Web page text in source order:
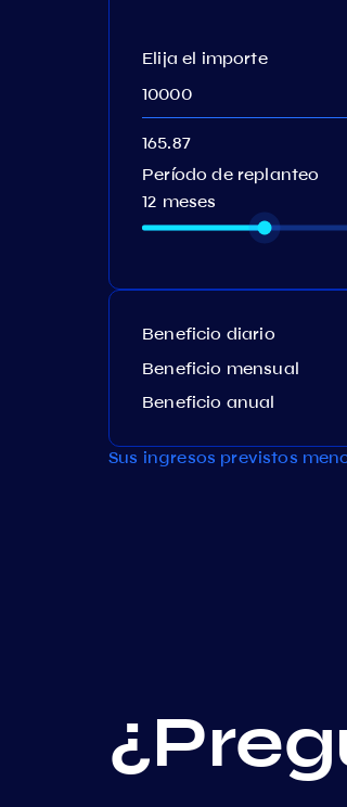
Elija el importe
Período de replanteo
12 meses
Beneficio diario
Beneficio mensual
Beneficio anual
Sus ingresos previstos